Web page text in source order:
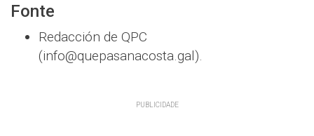
Fonte
Redacción de QPC
(info@quepasanacosta.gal).